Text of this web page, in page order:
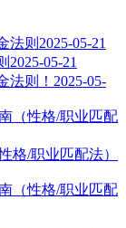
法则 2025-05-21
2025-05-21
法则！ 2025-05-
（性格/职业匹配
格/职业匹配法）
（性格/职业匹配